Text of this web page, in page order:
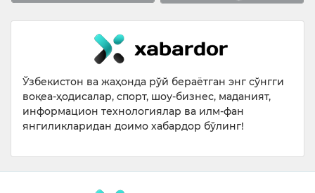
Ўзбекистон ва жаҳонда рўй бераётган энг сўнгги
воқеа-ҳодисалар, спорт, шоу-бизнес, маданият,
информацион технологиялар ва илм-фан
янгиликларидан доимо хабардор бўлинг!